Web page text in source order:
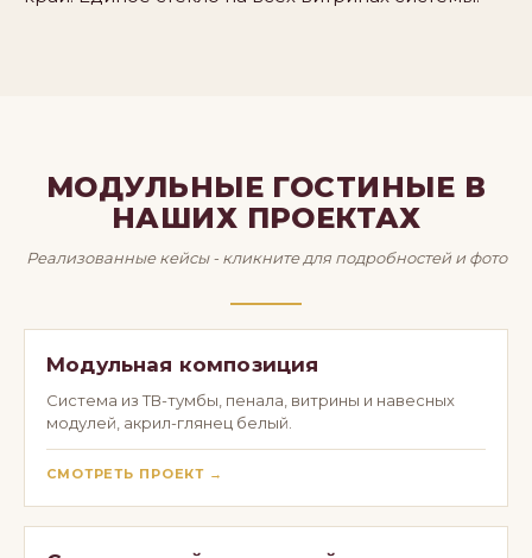
МОДУЛЬНЫЕ ГОСТИНЫЕ В
НАШИХ ПРОЕКТАХ
Реализованные кейсы - кликните для подробностей и фото
Модульная композиция
Система из ТВ-тумбы, пенала, витрины и навесных
модулей, акрил-глянец белый.
СМОТРЕТЬ ПРОЕКТ →